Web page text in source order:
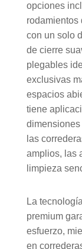
opciones
rodamientos
con un solo
de cierre
plegables
exclusivas
espacios
tiene
las
amplios, las
limpieza
La
premium
esfuerzo,
en